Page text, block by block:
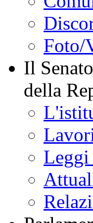
Foto/
Il Senato
della
Leggi